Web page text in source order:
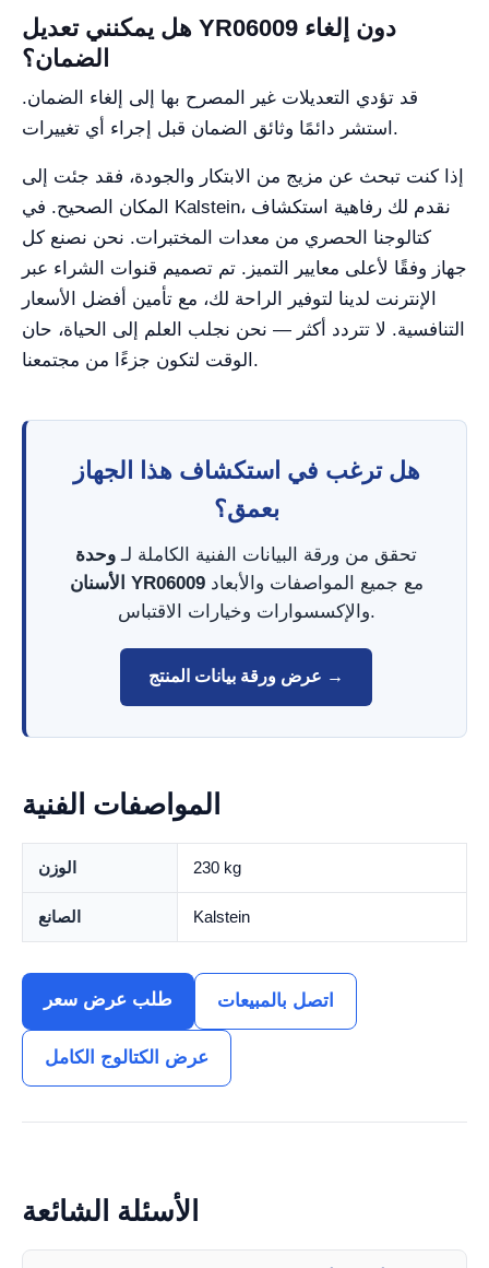
هل يمكنني تعديل YR06009 دون إلغاء
الضمان؟
قد تؤدي التعديلات غير المصرح بها إلى إلغاء الضمان.
استشر دائمًا وثائق الضمان قبل إجراء أي تغييرات.
إذا كنت تبحث عن مزيج من الابتكار والجودة، فقد جئت إلى
المكان الصحيح. في Kalstein، نقدم لك رفاهية استكشاف
كتالوجنا الحصري من معدات المختبرات. نحن نصنع كل
جهاز وفقًا لأعلى معايير التميز. تم تصميم قنوات الشراء عبر
الإنترنت لدينا لتوفير الراحة لك، مع تأمين أفضل الأسعار
التنافسية. لا تتردد أكثر — نحن نجلب العلم إلى الحياة، حان
الوقت لتكون جزءًا من مجتمعنا.
هل ترغب في استكشاف هذا الجهاز
بعمق؟
تحقق من ورقة البيانات الفنية الكاملة لـ وحدة
الأسنان YR06009مع جميع المواصفات والأبعاد
والإكسسوارات وخيارات الاقتباس.
عرض ورقة بيانات المنتج →
المواصفات الفنية
الوزن 230 kg
الصانع Kalstein
طلب عرض سعر اتصل بالمبيعات
عرض الكتالوج الكامل
الأسئلة الشائعة